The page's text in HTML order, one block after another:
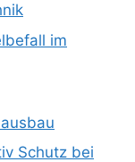
im
Schutz bei